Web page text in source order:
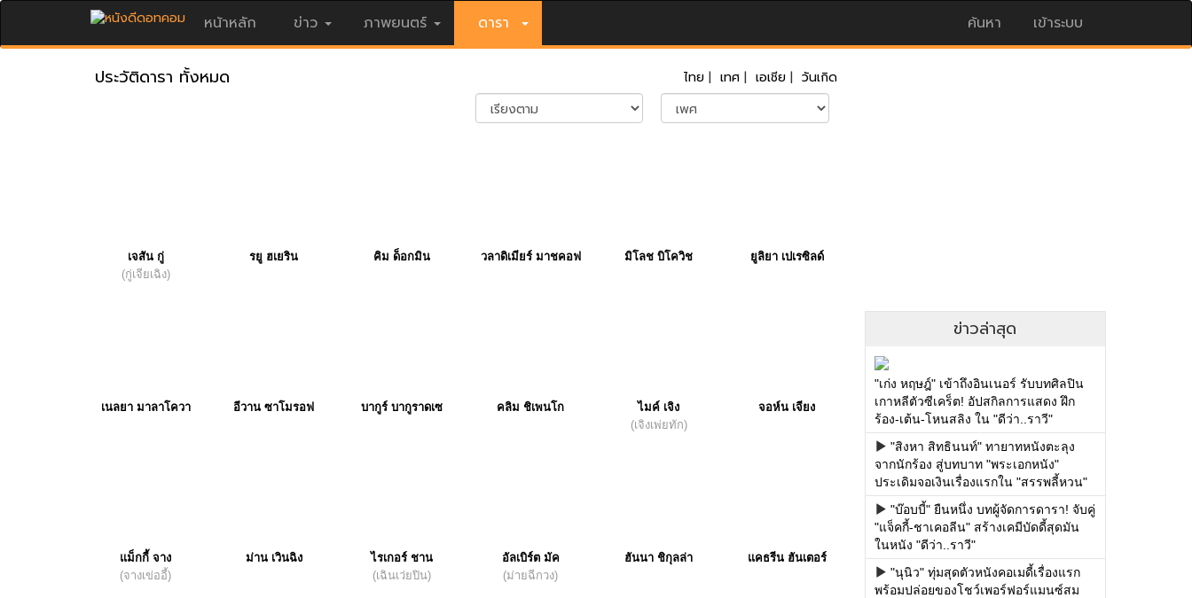
หน้าหลัก ข่าว ภาพยนตร์ ดารา ค้นหา เข้าระบบ
ประวัติดารา ทั้งหมด ไทย |เทศ |เอเชีย |วันเกิด
เจสัน กู่
(กู่เจียเฉิง)
รยู ฮเยริน คิม ด็อกมิน วลาดิเมียร์ มาชคอฟ มิโลช บิโควิช ยูลิยา เปเรซิลด์
เนลยา มาลาโควา อีวาน ซาโมรอฟ บากูร์ บากูราดเซ คลิม ชิเพนโก
ไมค์ เจิง
(เจิงเพ่ยทัก)
จอห์น เจียง
แม็กกี้ จาง
(จางเข่ออี้)
ม่าน เวินฉิง
ไรเกอร์ ชาน
(เฉินเว่ยปิน)
อัลเบิร์ต มัค
(ม่ายฉีกวง)
ฮันนา ชิกุลล่า แคธรีน ฮันเตอร์
ข่าวล่าสุด
"เก่ง หฤษฎ์" เข้าถึงอินเนอร์ รับบทศิลปิน
เกาหลีตัวซีเคร็ต! อัปสกิลการแสดง ฝึก
ร้อง-เต้น-โหนสลิง ใน "ดีว่า..ราวี"
"สิงหา สิทธินนท์" ทายาทหนังตะลุง
จากนักร้อง สู่บทบาท "พระเอกหนัง"
ประเดิมจอเงินเรื่องแรกใน "สรรพลี้หวน"
"บ๊อบบี้" ยืนหนึ่ง บทผู้จัดการดารา! จับคู่
"แจ็คกี้-ชาเคอลีน" สร้างเคมีบัดดี้สุดมัน
ในหนัง "ดีว่า..ราวี"
"นุนิว" ทุ่มสุดตัวหนังคอเมดี้เรื่องแรก
พร้อมปล่อยของโชว์เพอร์ฟอร์แมนซ์สม